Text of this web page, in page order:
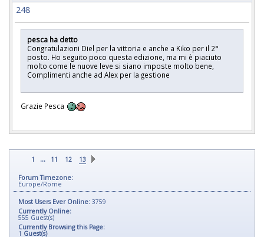
248
pesca ha detto
Congratulazioni Diel per la vittoria e anche a Kiko per il 2°
posto. Ho seguito poco questa edizione, ma mi è piaciuto
molto come le nuove leve si siano imposte molto bene,
Complimenti anche ad Alex per la gestione
Grazie Pesca
1 ... 11 12 13
Forum Timezone:
Europe/Rome
Most Users Ever Online: 3759
Currently Online:
555 Guest(s)
Currently Browsing this Page:
1 Guest(s)